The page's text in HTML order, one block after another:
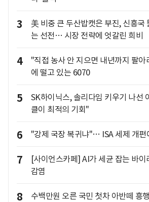
3
美 비중 큰 두산밥캣은 부진, 신흥국
는 선전… 시장 전략에 엇갈린 희비
4
"직접 농사 안 지으면 내년까지 팔
에 떨고 있는 6070
5
SK하이닉스, 솔리다임 키우기 나선
클이 최적의 기회"
6 "강제 국장 복귀냐"… ISA 세제 개편
7
[사이언스카페] AI가 세균 잡는 바이
감염
8 수백만원 오른 국민 첫차 아반떼 흥